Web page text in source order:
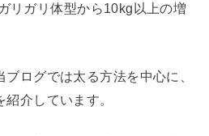
リガリ体型から10kg以上の増
ログでは太る方法を中心に、
介しています。